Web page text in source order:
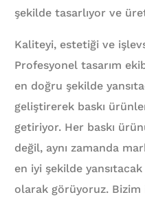
şekilde tasarlıyor ve
Kaliteyi, estetiği ve
Profesyonel tasarım
en doğru şekilde
geliştirerek baskı
getiriyor. Her baskı
değil, aynı zamanda
en iyi şekilde
olarak görüyoruz. Bizim